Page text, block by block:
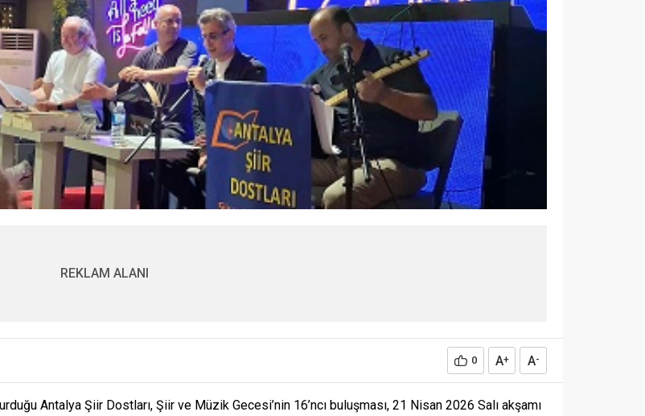
REKLAM ALANI
0 A+ A-
Antalya Şiir Dostları, Şiir ve Müzik Gecesi’nin 16’ncı buluşması, 21 Nisan 2026 Salı akşamı